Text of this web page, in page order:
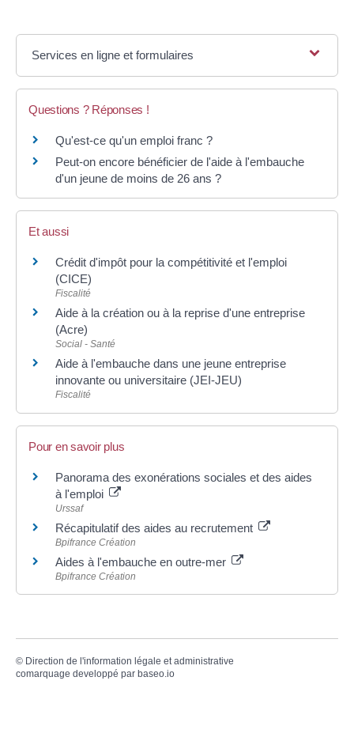
Services en ligne et formulaires
Questions ? Réponses !
Qu'est-ce qu'un emploi franc ?
Peut-on encore bénéficier de l'aide à l'embauche
d'un jeune de moins de 26 ans ?
Et aussi
Crédit d'impôt pour la compétitivité et l'emploi
(CICE)
Fiscalité
Aide à la création ou à la reprise d'une entreprise
(Acre)
Social - Santé
Aide à l'embauche dans une jeune entreprise
innovante ou universitaire (JEI-JEU)
Fiscalité
Pour en savoir plus
Panorama des exonérations sociales et des aides
à l'emploi
Urssaf
Récapitulatif des aides au recrutement
Bpifrance Création
Aides à l'embauche en outre-mer
Bpifrance Création
© Direction de l'information légale et administrative
comarquage developpé par baseo.io